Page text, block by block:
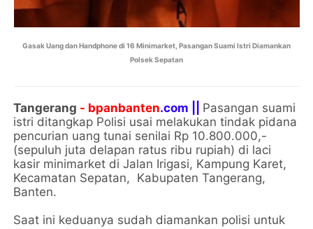
Gasak Uang dan Handphone di 16 Minimarket, Pasangan Suami Istri Diamankan
Polsek Sepatan
Tangerang - bpanbanten.com || Pasangan suami
istri ditangkap Polisi usai melakukan tindak pidana
pencurian uang tunai senilai Rp 10.800.000,-
(sepuluh juta delapan ratus ribu rupiah) di laci
kasir minimarket di Jalan Irigasi, Kampung Karet,
Kecamatan Sepatan, Kabupaten Tangerang,
Banten.
Saat ini keduanya sudah diamankan polisi untuk